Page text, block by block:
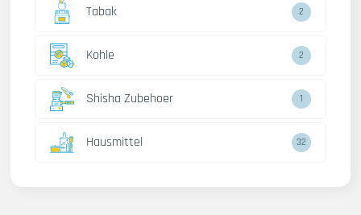
Tabak 2
Kohle 2
Shisha Zubehoer 1
Hausmittel 32